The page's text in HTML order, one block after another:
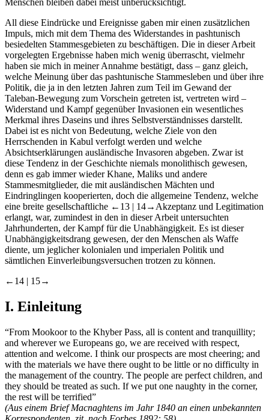
All diese Eindrücke und Ereignisse gaben mir einen zusätzlichen
Impuls, mich mit dem Thema des Widerstandes in pashtunisch
besiedelten Stammesgebieten zu beschäftigen. Die in dieser Arbeit
vorgelegten Ergebnisse haben mich wenig überrascht, vielmehr
haben sie mich in meiner Annahme bestätigt, dass – ganz gleich,
welche Meinung über das pashtunische Stammesleben und über ihre
Politik, die ja in den letzten Jahren zum Teil im Gewand der
Taleban-Bewegung zum Vorschein getreten ist, vertreten wird –
Widerstand und Kampf gegenüber Invasionen ein wesentliches
Merkmal ihres Daseins und ihres Selbstverständnisses darstellt.
Dabei ist es nicht von Bedeutung, welche Ziele von den
Herrschenden in Kabul verfolgt werden und welche
Absichtserklärungen ausländische Invasoren abgeben. Zwar ist
diese Tendenz in der Geschichte niemals monolithisch gewesen,
denn es gab immer wieder Khane, Maliks und andere
Stammesmitglieder, die mit ausländischen Mächten und
Eindringlingen kooperierten, doch die allgemeine Tendenz, welche
eine breite gesellschaftliche ←13 | 14→Akzeptanz und Legitimation
erlangt, war, zumindest in den in dieser Arbeit untersuchten
Jahrhunderten, der Kampf für die Unabhängigkeit. Es ist dieser
Unabhängigkeitsdrang gewesen, der den Menschen als Waffe
diente, um jeglicher kolonialen und imperialen Politik und
sämtlichen Einverleibungsversuchen trotzen zu können.
←14 | 15→
I. Einleitung
“From Mookoor to the Khyber Pass, all is content and tranquillity;
and wherever we Europeans go, we are received with respect,
attention and welcome. I think our prospects are most cheering; and
with the materials we have there ought to be little or no difficulty in
the management of the country. The people are perfect children, and
they should be treated as such. If we put one naughty in the corner,
the rest will be terrified”
(Aus einem Brief Macnaghtens im Jahr 1840 an einen unbekannten